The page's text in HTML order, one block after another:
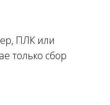
ПЛК или
только сбор